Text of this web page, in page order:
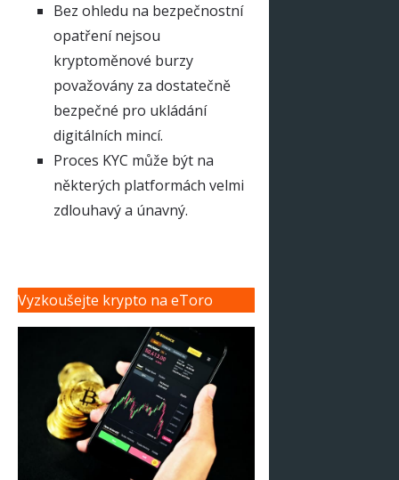
Bez ohledu na bezpečnostní
opatření nejsou
kryptoměnové burzy
považovány za dostatečně
bezpečné pro ukládání
digitálních mincí.
Proces KYC může být na
některých platformách velmi
zdlouhavý a únavný.
Vyzkoušejte krypto na eToro